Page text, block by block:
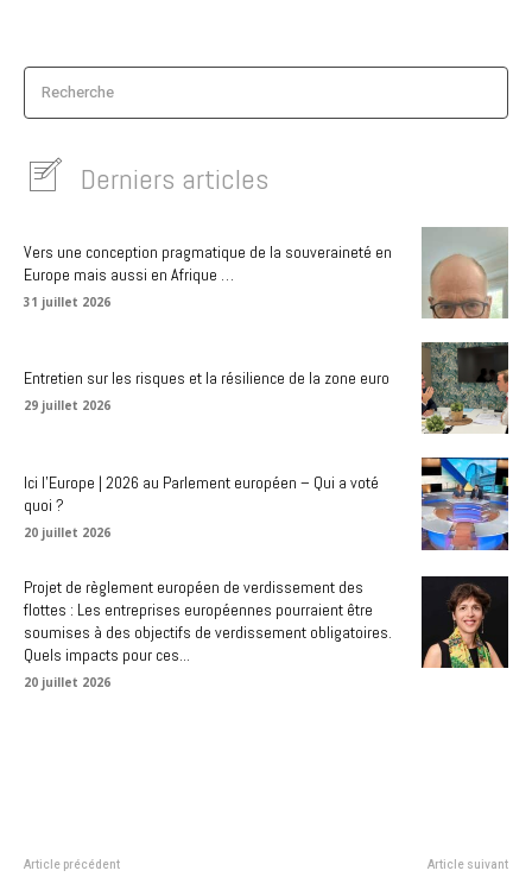
Recherche
Derniers articles
Vers une conception pragmatique de la souveraineté en
Europe mais aussi en Afrique …
31 juillet 2026
Entretien sur les risques et la résilience de la zone euro
29 juillet 2026
Ici l’Europe | 2026 au Parlement européen – Qui a voté
quoi ?
20 juillet 2026
Projet de règlement européen de verdissement des
flottes : Les entreprises européennes pourraient être
soumises à des objectifs de verdissement obligatoires.
Quels impacts pour ces...
20 juillet 2026
Article précédent Article suivant